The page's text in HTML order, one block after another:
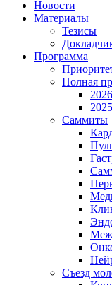
Новости
Материалы
Тезисы
Программа
Полная
2026
2025
Саммиты
Съезд